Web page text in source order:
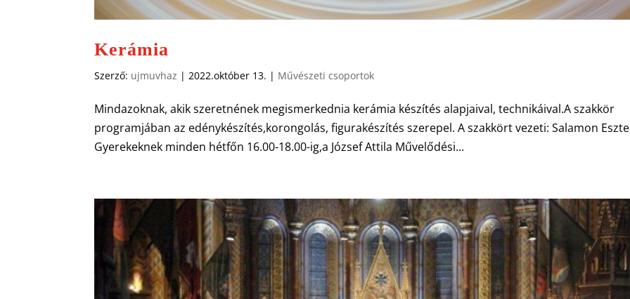
Kerámia
Szerző: ujmuvhaz |2022.október 13. | Művészeti csoportok
Mindazoknak, akik szeretnének megismerkednia kerámia készítés alapjaival, technikáival.A szakkör
programjában az edénykészítés,korongolás, figurakészítés szerepel. A szakkört vezeti: Salamon
Gyerekeknek minden hétfőn 16.00-18.00-ig,a József Attila Művelődési...